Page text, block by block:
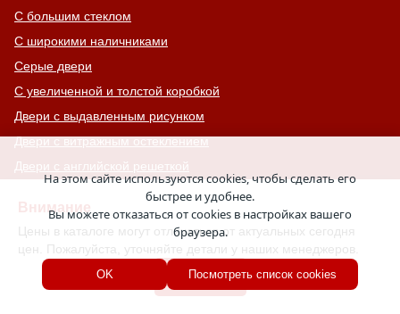
Внимание
Цены в каталоге могут отличаться от актуальных сегодня
цен. Пожалуйста, уточняйте детали у наших менеджеров.
Хорошо
С большим стеклом
С широкими наличниками
Серые двери
С увеличенной и толстой коробкой
Двери с выдавленным рисунком
Двери с витражным остеклением
Двери с английской решеткой
Глухие противопожарные двери
Однопольные противопожарные двери
Двери со львом
Двери Антипаника
Двери с окном сверху
На этом сайте используются cookies, чтобы сделать его
быстрее и удобнее.
Вы можете отказаться от cookies в настройках вашего
браузера.
OK Посмотреть список cookies